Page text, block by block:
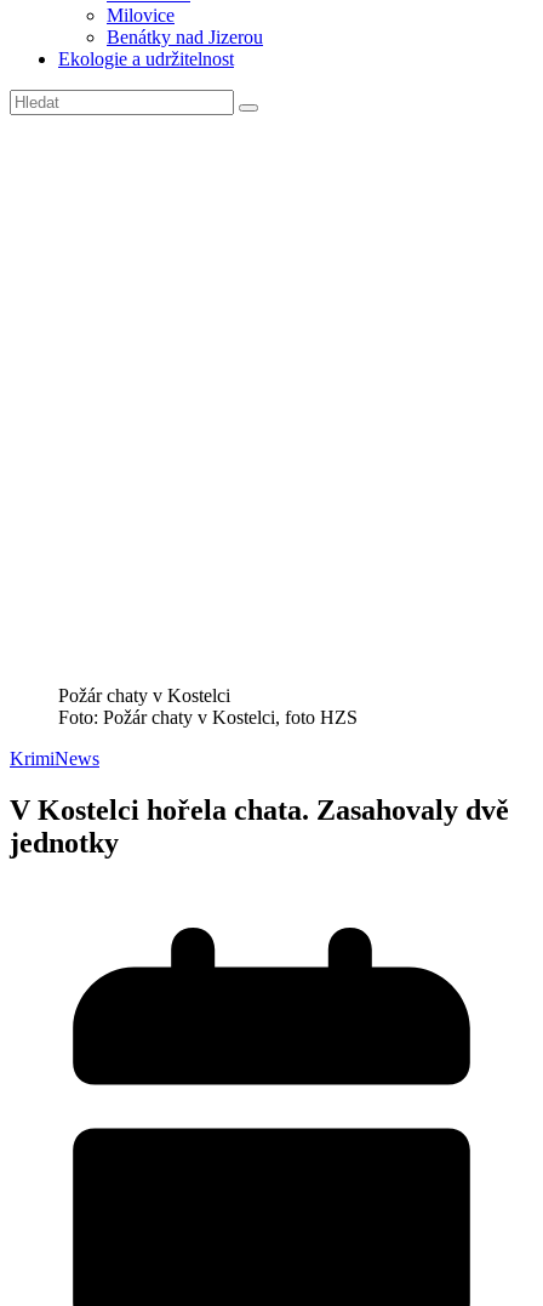
Milovice
Benátky nad Jizerou
Ekologie a udržitelnost
Požár chaty v Kostelci
Foto: Požár chaty v Kostelci, foto HZS
KrimiNews
V Kostelci hořela chata. Zasahovaly dvě
jednotky